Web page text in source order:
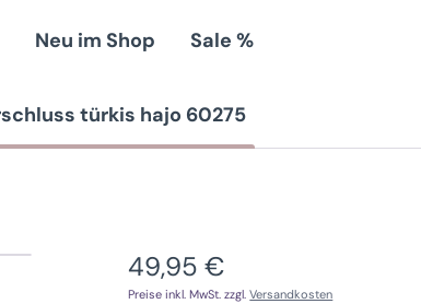
Neu im Shop Sale %
türkis hajo 60275
Regulärer Preis:
49,95 €
Preise inkl. MwSt. zzgl.Versandkosten